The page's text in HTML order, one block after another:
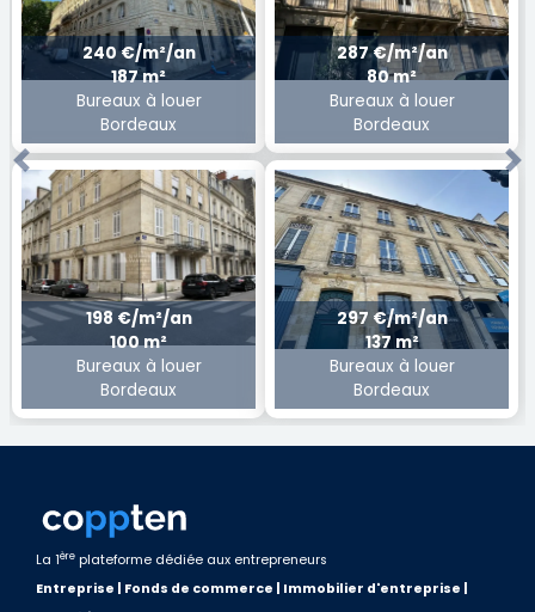
240 €/m²/an
187 m²
Bureaux à louer
Bordeaux
287 €/m²/an
80 m²
Bureaux à louer
Bordeaux
198 €/m²/an
100 m²
Bureaux à louer
Bordeaux
297 €/m²/an
137 m²
Bureaux à louer
Bordeaux
Previous
La 1ère plateforme dédiée aux entrepreneurs
Entreprise | Fonds de commerce | Immobilier d'entreprise |